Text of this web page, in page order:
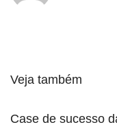
Veja também
Case de sucesso